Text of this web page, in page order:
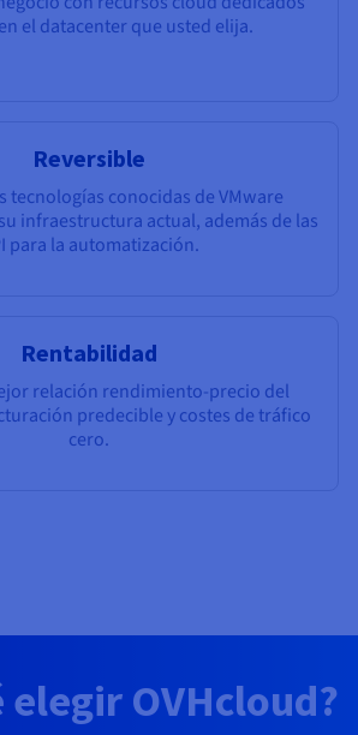
el datacenter que usted elija.
Reversible
tecnologías conocidas de VMware
infraestructura actual, además de las
para la automatización.
Rentabilidad
relación rendimiento-precio del
predecible y costes de tráfico
cero.
elegir OVHcloud?